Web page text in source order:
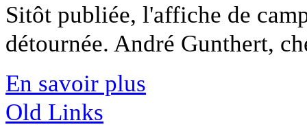
Sitôt publiée, l'affiche de
détournée. André Gunthert,
En savoir plus
Old Links